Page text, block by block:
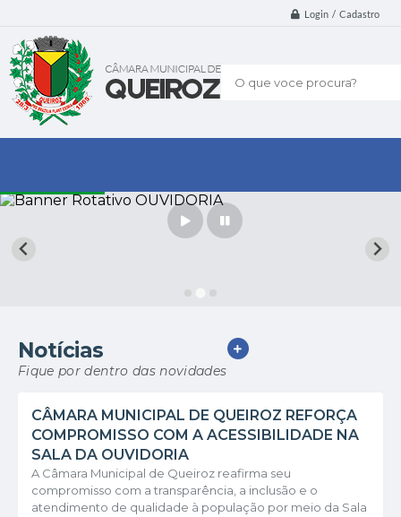
Login / Cadastro
O que voce procura?
Notícias
Fique por dentro das novidades
VER MAIS
CÂMARA MUNICIPAL DE QUEIROZ REFORÇA
COMPROMISSO COM A ACESSIBILIDADE NA
SALA DA OUVIDORIA
A Câmara Municipal de Queiroz reafirma seu
compromisso com a transparência, a inclusão e o
atendimento de qualidade à população por meio da Sala